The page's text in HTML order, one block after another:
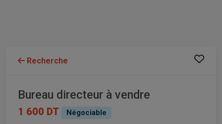
Recherche
Bureau directeur à vendre
1 600 DT Négociable